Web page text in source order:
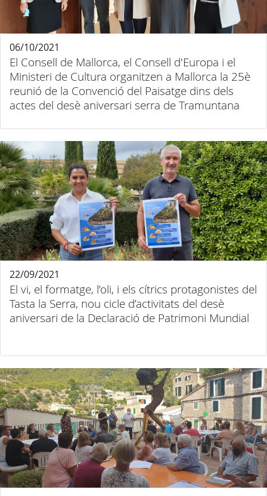
El Consell de Mallorca, el Consell d'Europa i el
Ministeri de Cultura organitzen a Mallorca la 25è
reunió de la Convenció del Paisatge dins dels
actes del desè aniversari serra de Tramuntana
06/10/2021
El vi, el formatge, l’oli, i els cítrics protagonistes del
Tasta la Serra, nou cicle d’activitats del desè
aniversari de la Declaració de Patrimoni Mundial
22/09/2021